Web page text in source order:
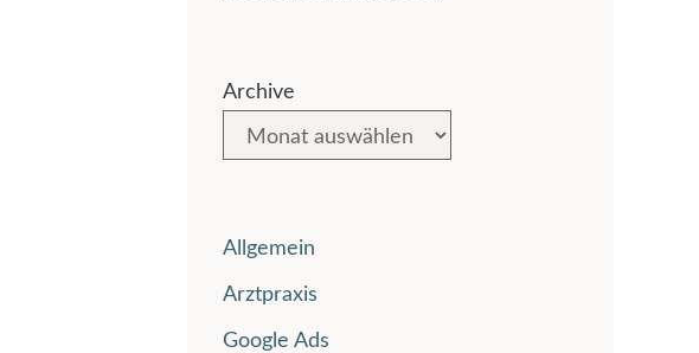
Archive
Allgemein
Arztpraxis
Google Ads